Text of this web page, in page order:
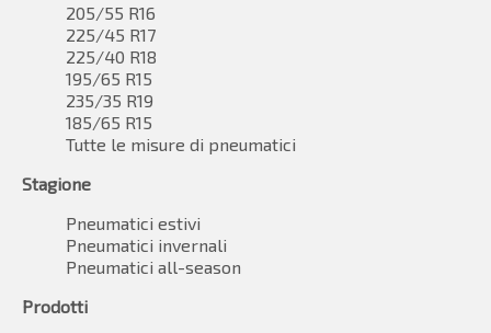
205/55 R16
225/45 R17
225/40 R18
195/65 R15
235/35 R19
185/65 R15
Tutte le misure di pneumatici
Stagione
Pneumatici estivi
Pneumatici invernali
Pneumatici all-season
Prodotti